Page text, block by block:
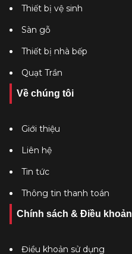
Thiết bị vệ sinh
Sàn gỗ
Thiết bị nhà bếp
Quạt Trần
Về chúng tôi
Giới thiệu
Liên hệ
Tin tức
Thông tin thanh toán
Chính sách & Điều khoản
Điều khoản sử dụng